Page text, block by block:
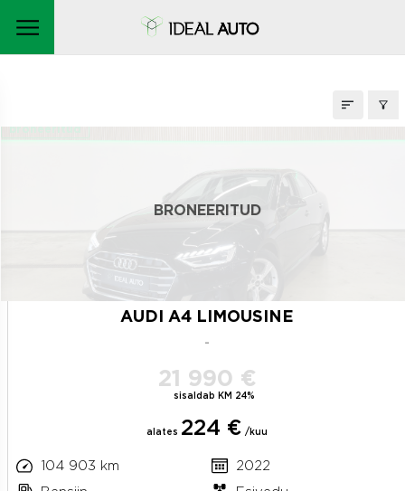
broneeritud
BRONEERITUD
AUDI A4 LIMOUSINE
-
21 990 €
sisaldab KM 24%
alates 224 € /kuu
104 903 km
2022